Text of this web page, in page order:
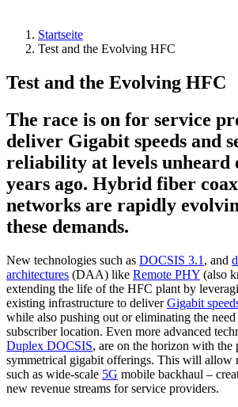
Startseite
Test and the Evolving HFC
Test and the Evolving HFC
The race is on for service
deliver Gigabit speeds and
reliability at levels unheard
years ago. Hybrid fiber
networks are rapidly
these demands.
New technologies such as DOCSIS 3.1 , and
architectures (DAA) like Remote PHY (also
extending the life of the HFC plant by
existing infrastructure to deliverGigabit
while also pushing out or eliminating the
subscriber location. Even more advanced
Duplex DOCSIS, are on the horizon with the
symmetrical gigabit offerings. This will allow
such as wide-scale 5G mobile backhaul –
new revenue streams for service providers.